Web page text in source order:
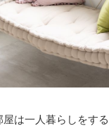
は一人暮らしをす